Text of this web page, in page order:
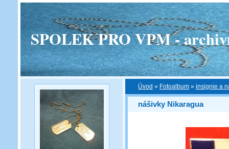
SPOLEK PRO VPM -
Úvod » Fotoalbum » insignie a
nášivky Nikaragua